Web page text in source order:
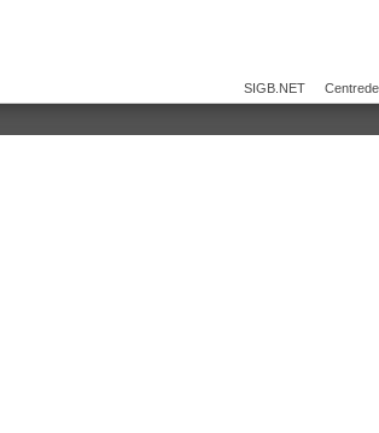
SIGB.NET